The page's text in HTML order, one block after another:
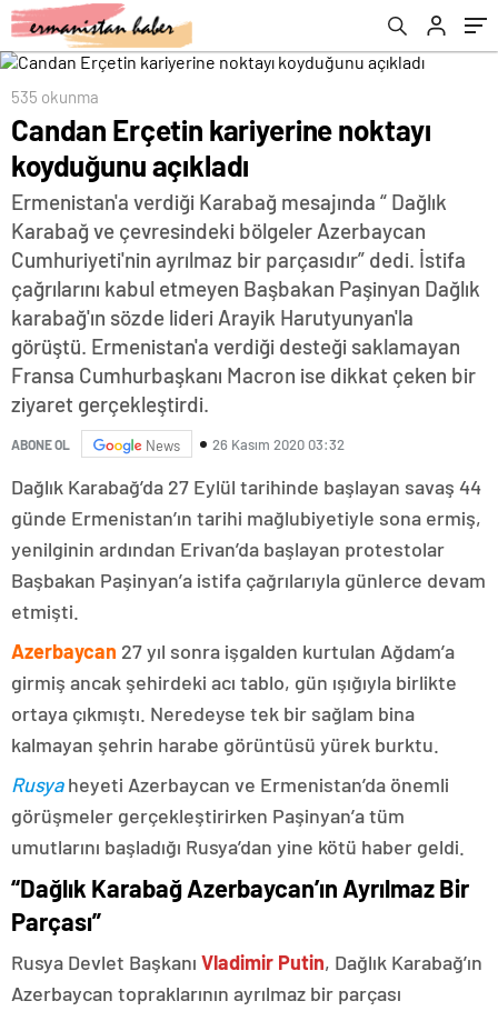
535 okunma
Candan Erçetin kariyerine noktayı
koyduğunu açıkladı
Ermenistan'a verdiği Karabağ mesajında “ Dağlık
Karabağ ve çevresindeki bölgeler Azerbaycan
Cumhuriyeti'nin ayrılmaz bir parçasıdır” dedi. İstifa
çağrılarını kabul etmeyen Başbakan Paşinyan Dağlık
karabağ'ın sözde lideri Arayik Harutyunyan'la
görüştü. Ermenistan'a verdiği desteği saklamayan
Fransa Cumhurbaşkanı Macron ise dikkat çeken bir
ziyaret gerçekleştirdi.
ABONE OL News 26 Kasım 2020 03:32
Dağlık Karabağ’da 27 Eylül tarihinde başlayan savaş 44
günde Ermenistan’ın tarihi mağlubiyetiyle sona ermiş,
yenilginin ardından Erivan’da başlayan protestolar
Başbakan Paşinyan’a istifa çağrılarıyla günlerce devam
etmişti.
Azerbaycan 27 yıl sonra işgalden kurtulan Ağdam’a
girmiş ancak şehirdeki acı tablo, gün ışığıyla birlikte
ortaya çıkmıştı. Neredeyse tek bir sağlam bina
kalmayan şehrin harabe görüntüsü yürek burktu.
Rusyaheyeti Azerbaycan ve Ermenistan’da önemli
görüşmeler gerçekleştirirken Paşinyan’a tüm
umutlarını başladığı Rusya’dan yine kötü haber geldi.
“Dağlık Karabağ Azerbaycan’ın Ayrılmaz Bir
Parçası”
Rusya Devlet Başkanı Vladimir Putin, Dağlık Karabağ’ın
Azerbaycan topraklarının ayrılmaz bir parçası